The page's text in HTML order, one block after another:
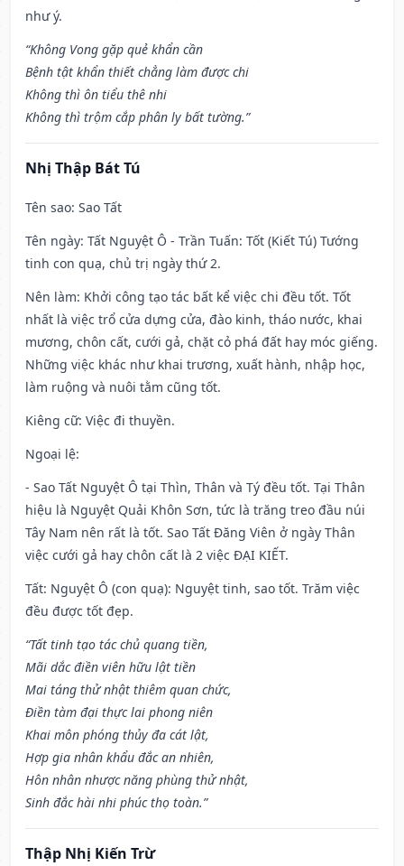
như ý.
“Không Vong gặp quẻ khẩn cần
Bệnh tật khẩn thiết chẳng làm được chi
Không thì ôn tiểu thê nhi
Không thì trộm cắp phân ly bất tường.”
Nhị Thập Bát Tú
Tên sao: Sao Tất
Tên ngày: Tất Nguyệt Ô - Trần Tuấn: Tốt (Kiết Tú) Tướng
tinh con quạ, chủ trị ngày thứ 2.
Nên làm: Khởi công tạo tác bất kể việc chi đều tốt. Tốt
nhất là việc trổ cửa dựng cửa, đào kinh, tháo nước, khai
mương, chôn cất, cưới gả, chặt cỏ phá đất hay móc giếng.
Những việc khác như khai trương, xuất hành, nhập học,
làm ruộng và nuôi tằm cũng tốt.
Kiêng cữ: Việc đi thuyền.
Ngoại lệ:
- Sao Tất Nguyệt Ô tại Thìn, Thân và Tý đều tốt. Tại Thân
hiệu là Nguyệt Quải Khôn Sơn, tức là trăng treo đầu núi
Tây Nam nên rất là tốt. Sao Tất Đăng Viên ở ngày Thân
việc cưới gả hay chôn cất là 2 việc ĐẠI KIẾT.
Tất: Nguyệt Ô (con quạ): Nguyệt tinh, sao tốt. Trăm việc
đều được tốt đẹp.
“Tất tinh tạo tác chủ quang tiền,
Mãi dắc điền viên hữu lật tiền
Mai táng thử nhật thiêm quan chức,
Điền tàm đại thực lai phong niên
Khai môn phóng thủy đa cát lật,
Hợp gia nhân khẩu đắc an nhiên,
Hôn nhân nhược năng phùng thử nhật,
Sinh đắc hài nhi phúc thọ toàn.”
Thập Nhị Kiến Trừ